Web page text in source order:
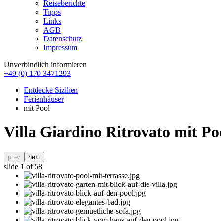
Reiseberichte
Tipps
Links
AGB
Datenschutz
Impressum
Unverbindlich informieren
+49 (0) 170 3471293
Entdecke Sizilien
Ferienhäuser
mit Pool
Villa Giardino Ritrovato mit
prev next
slide 1 of 58